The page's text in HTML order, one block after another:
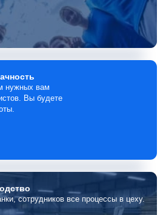
нужных вам
Вы будете
сотрудников все процессы в цеху.